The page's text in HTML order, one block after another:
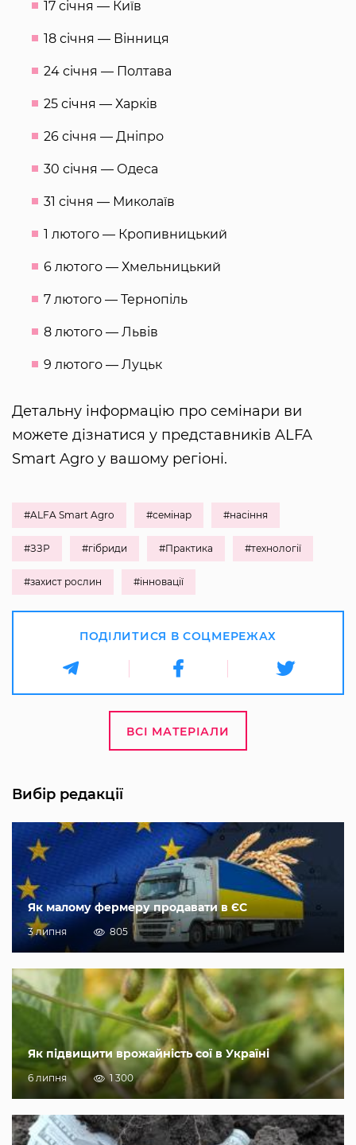
17 січня — Київ
18 січня — Вінниця
24 січня — Полтава
25 січня — Харків
26 січня — Дніпро
30 січня — Одеса
31 січня — Миколаїв
1 лютого — Кропивницький
6 лютого — Хмельницький
7 лютого — Тернопіль
8 лютого — Львів
9 лютого — Луцьк
Детальну інформацію про семінари ви
можете дізнатися у представників ALFA
Smart Agro у вашому регіоні.
#ALFA Smart Agro #семінар #насіння
#ЗЗР #гібриди #Практика #технології
#захист рослин #інновації
ПОДІЛИТИСЯ В СОЦМЕРЕЖАХ
ВСІ МАТЕРІАЛИ
Вибір редакції
Як малому фермеру продавати в ЄС
3 липня 805
Як підвищити врожайність сої в Україні
6 липня 1 300